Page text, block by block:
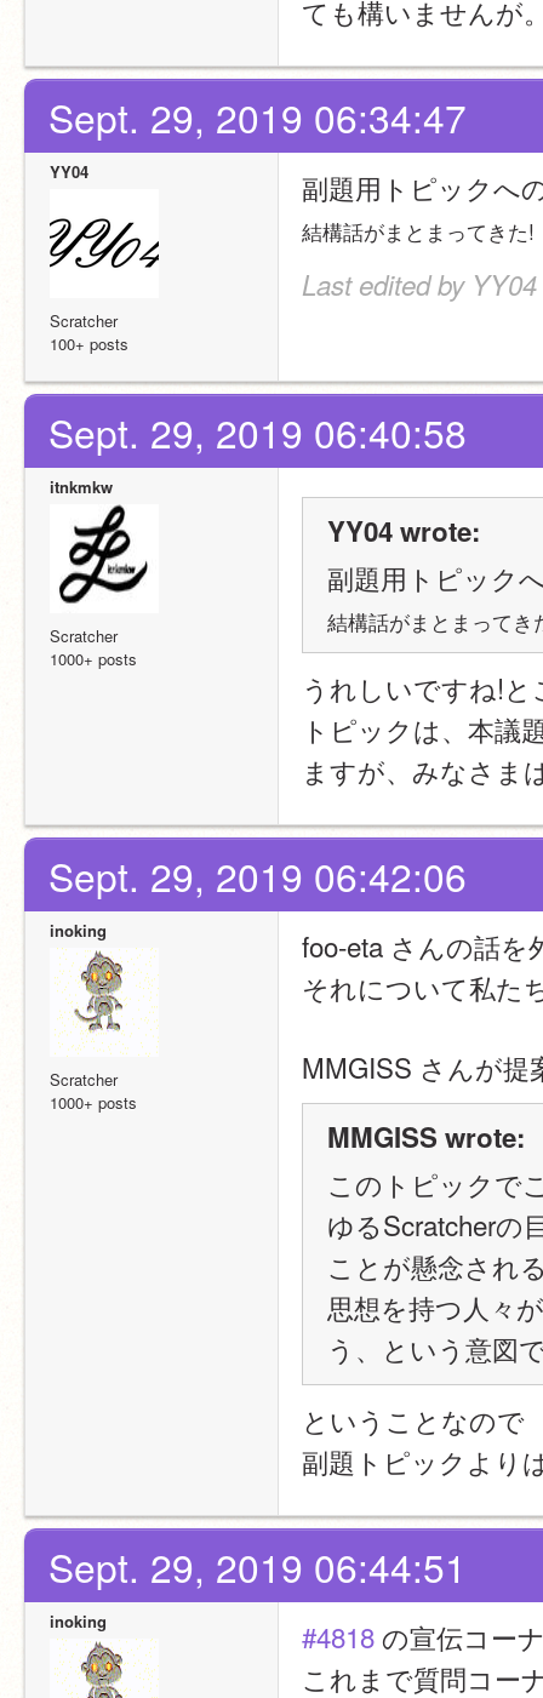
ても構いませんが
Sept. 29, 2019 06:34:47
YY04
Scratcher
100+ posts
副題用トピックへ
結構話がまとまってきた!
Last edited by
Sept. 29, 2019 06:40:58
itnkmkw
Scratcher
1000+ posts
YY04 wrote:
副題用トピック
結構話がまとまってき
うれしいですね!
トピックは、本議
ますが、みなさま
Sept. 29, 2019 06:42:06
inoking
Scratcher
1000+ posts
foo-eta さんの話を
それについて私た
MMGISS さんが
MMGISS wrote:
このトピックで
ゆるScratcherの
ことが懸念され
思想を持つ人々
う、という意図
ということなので
副題トピックより
Sept. 29, 2019 06:44:51
inoking #4818 の宣伝コー
これまで質問コー